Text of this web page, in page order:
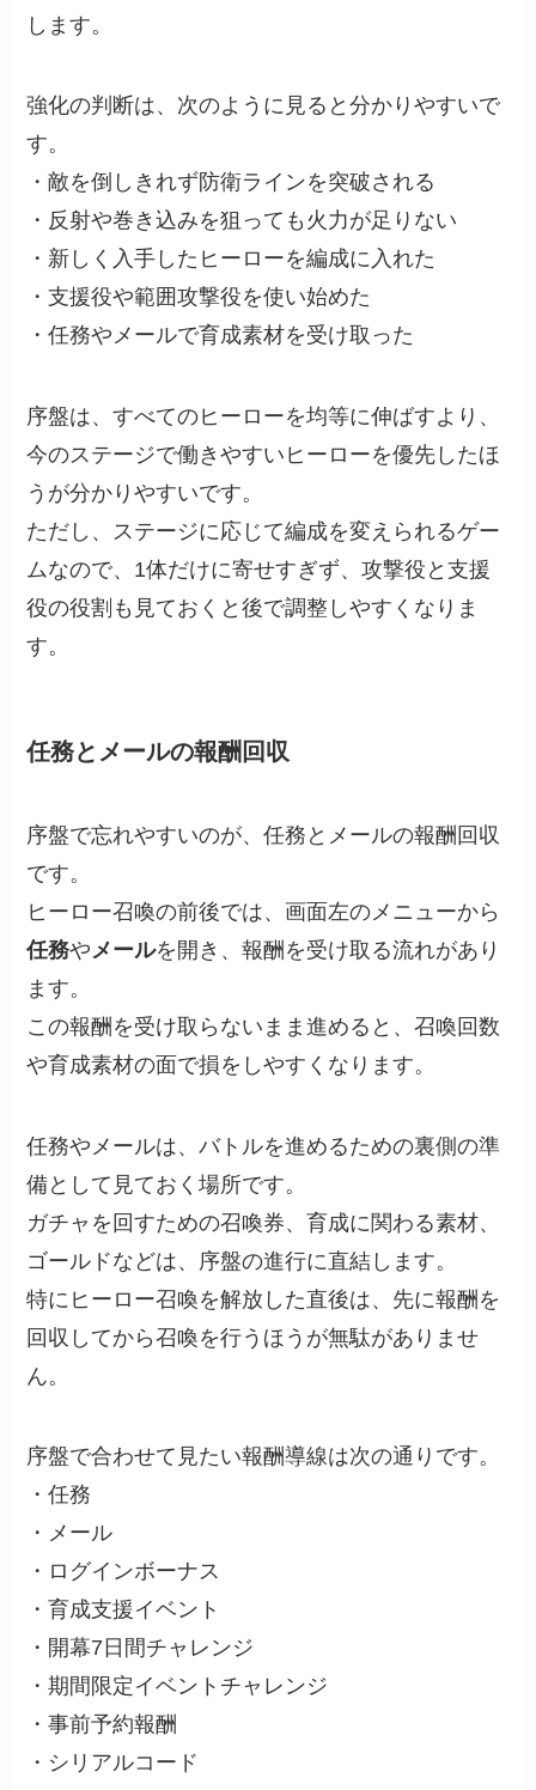
します。
強化の判断は、次のように見ると分かりやすいで
す。
・敵を倒しきれず防衛ラインを突破される
・反射や巻き込みを狙っても火力が足りない
・新しく入手したヒーローを編成に入れた
・支援役や範囲攻撃役を使い始めた
・任務やメールで育成素材を受け取った
序盤は、すべてのヒーローを均等に伸ばすより、
今のステージで働きやすいヒーローを優先したほ
うが分かりやすいです。
ただし、ステージに応じて編成を変えられるゲー
ムなので、1体だけに寄せすぎず、攻撃役と支援
役の役割も見ておくと後で調整しやすくなりま
す。
任務とメールの報酬回収
序盤で忘れやすいのが、任務とメールの報酬回収
です。
ヒーロー召喚の前後では、画面左のメニューから
任務や メールを開き、報酬を受け取る流れがあり
ます。
この報酬を受け取らないまま進めると、召喚回数
や育成素材の面で損をしやすくなります。
任務やメールは、バトルを進めるための裏側の準
備として見ておく場所です。
ガチャを回すための召喚券、育成に関わる素材、
ゴールドなどは、序盤の進行に直結します。
特にヒーロー召喚を解放した直後は、先に報酬を
回収してから召喚を行うほうが無駄がありませ
ん。
序盤で合わせて見たい報酬導線は次の通りです。
・任務
・メール
・ログインボーナス
・育成支援イベント
・開幕7日間チャレンジ
・期間限定イベントチャレンジ
・事前予約報酬
・シリアルコード